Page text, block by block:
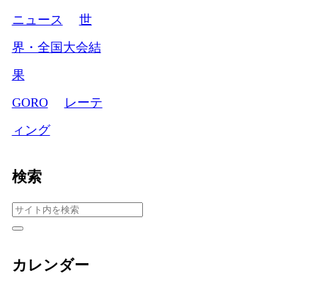
ニュース
世
界・全国大会結
果
GORO
レーテ
ィング
検索
カレンダー